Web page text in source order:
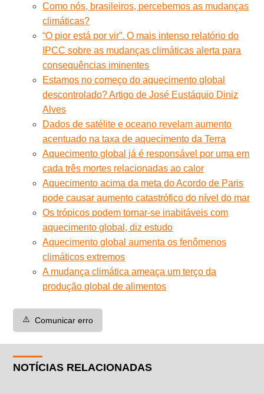
Como nós, brasileiros, percebemos as mudanças
climáticas?
“O pior está por vir”. O mais intenso relatório do
IPCC sobre as mudanças climáticas alerta para
consequências iminentes
Estamos no começo do aquecimento global
descontrolado? Artigo de José Eustáquio Diniz
Alves
Dados de satélite e oceano revelam aumento
acentuado na taxa de aquecimento da Terra
Aquecimento global já é responsável por uma em
cada três mortes relacionadas ao calor
Aquecimento acima da meta do Acordo de Paris
pode causar aumento catastrófico do nível do mar
Os trópicos podem tornar-se inabitáveis com
aquecimento global, diz estudo
Aquecimento global aumenta os fenômenos
climáticos extremos
A mudança climática ameaça um terço da
produção global de alimentos
⚠️ Comunicar erro
NOTÍCIAS RELACIONADAS